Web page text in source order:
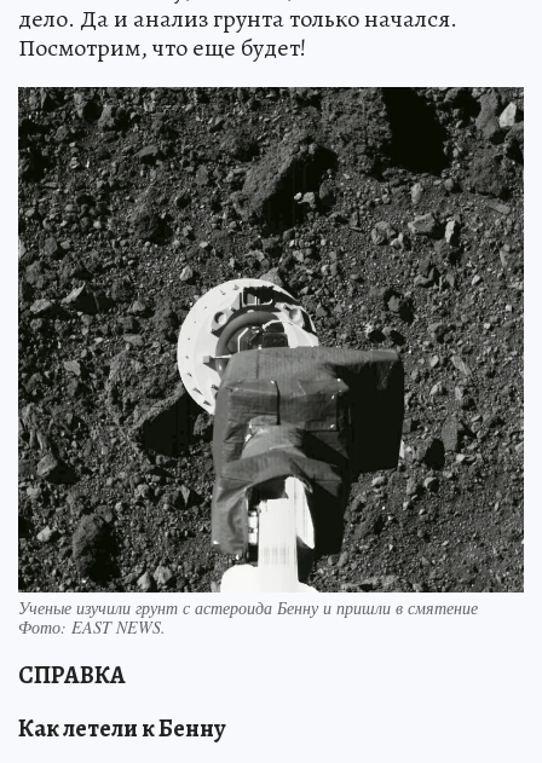
дело. Да и анализ грунта только начался.
Посмотрим, что еще будет!
Ученые изучили грунт с астероида Бенну и пришли в смятение
Фото: EAST NEWS.
СПРАВКА
Как летели к Бенну